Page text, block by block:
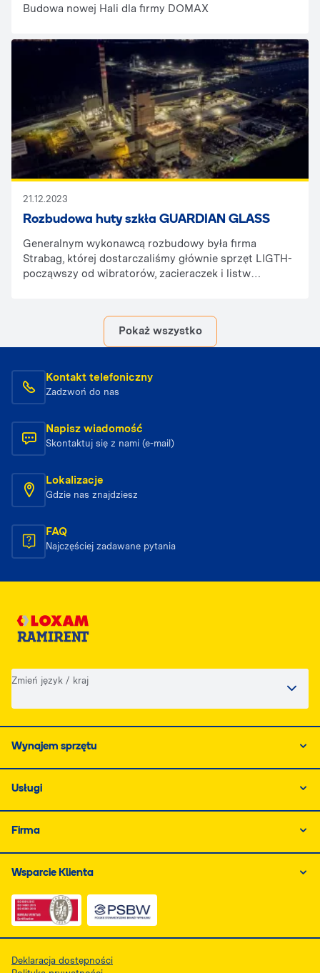
Budowa nowej Hali dla firmy DOMAX
21.12.2023
Rozbudowa huty szkła GUARDIAN GLASS
Generalnym wykonawcą rozbudowy była firma
Strabag, której dostarczaliśmy głównie sprzęt LIGTH-
począwszy od wibratorów, zacieraczek i listw
Pokaż wszystko
Kontakt telefoniczny
Zadzwoń do nas
Napisz wiadomość
Skontaktuj się z nami (e-mail)
Lokalizacje
Gdzie nas znajdziesz
FAQ
Najczęściej zadawane pytania
Zmień język / kraj
Wynajem sprzętu
Usługi
Firma
Wsparcie Klienta
Link do dokumentu PDF z certyfikatem ISO, otwiera
Link do dokumentu PDF z certyfikatem
Deklaracja dostępności